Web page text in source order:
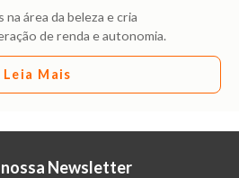
área da beleza e cria
de renda e autonomia.
Leia Mais
nossa Newsletter